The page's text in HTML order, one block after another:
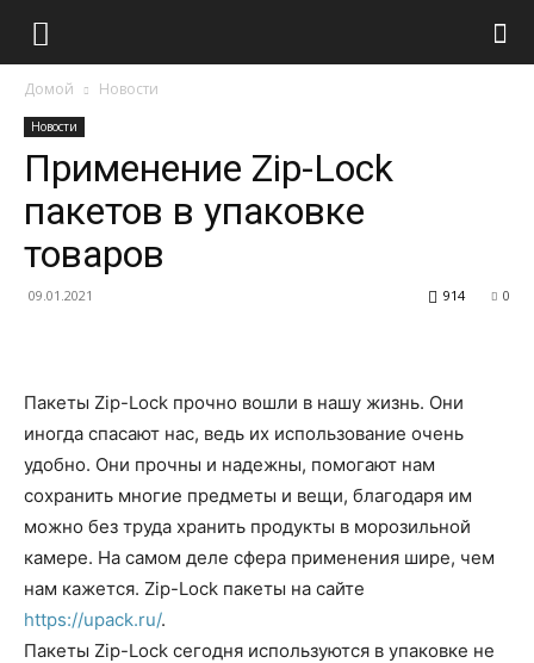
Домой Новости
Новости
Применение Zip-Lock
пакетов в упаковке
товаров
09.01.2021 0
914
Пакеты Zip-Lock прочно вошли в нашу жизнь. Они
иногда спасают нас, ведь их использование очень
удобно. Они прочны и надежны, помогают нам
сохранить многие предметы и вещи, благодаря им
можно без труда хранить продукты в морозильной
камере. На самом деле сфера применения шире, чем
нам кажется. Zip-Lock пакеты на сайте
https://upack.ru/.
Пакеты Zip-Lock сегодня используются в упаковке не